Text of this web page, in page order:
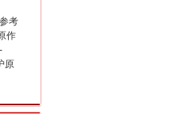
考
作
原